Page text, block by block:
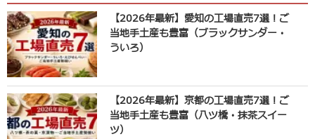
【2026年最新】愛知の工場直売7選！ご
当地手土産も豊富（ブラックサンダー・
ういろ）
【2026年最新】京都の工場直売7選！ご
当地手土産も豊富（八ツ橋・抹茶スイー
ツ）